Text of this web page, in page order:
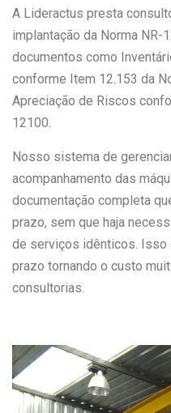
A Lideractus presta
implantação da Norma NR-
documentos como
conforme Item 12.153 da
Apreciação de Riscos
12100.
Nosso sistema de
acompanhamento das
documentação completa
prazo, sem que haja
de serviços idênticos. Isso
prazo tornando o custo
consultorias.